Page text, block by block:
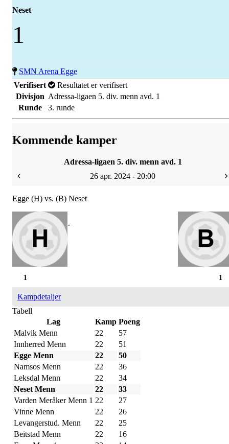
Neset
1
SMN Arena Egge
Verifisert
Resultatet er verifisert
Divisjon Adressa-ligaen 5. div. menn avd. 1
Runde
3. runde
Kommende kamper
Adressa-ligaen 5. div. menn avd. 1
26 apr. 2024 - 20:00
Egge (H) vs. (B) Neset
-
1
1
Kampdetaljer
Tabell
Lag
Kamp Poeng
Malvik Menn
22
57
Innherred Menn
22
51
Egge Menn
22
50
Namsos Menn
22
36
Leksdal Menn
22
34
Neset Menn
22
33
Varden Meråker Menn 1 22
27
Vinne Menn
22
26
Levangerstud. Menn
22
25
Beitstad Menn
22
16